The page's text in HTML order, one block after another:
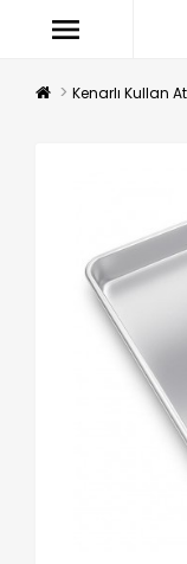
Kenarlı Kullan